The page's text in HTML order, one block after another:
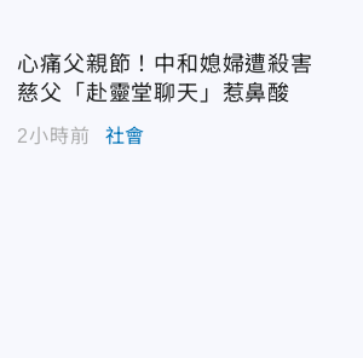
心痛父親節！中和媳婦遭殺害
慈父「赴靈堂聊天」惹鼻酸
2小時前 社會